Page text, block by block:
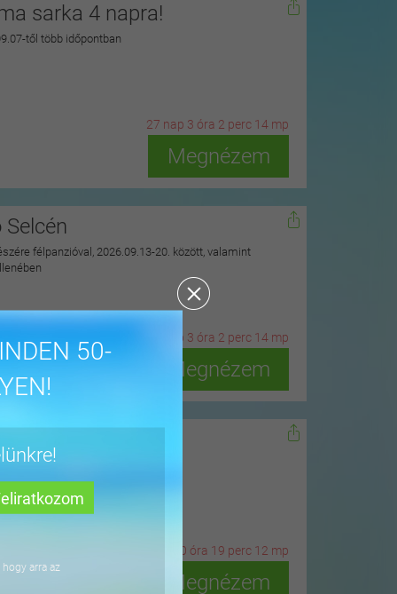
50-
arra az
sarka 4 napra!
től több időpontban
27 nap 3 óra 2 perc 12 mp
Megnézem
félpanzióval, 2026.09.13-20. között, valamint
ap 3 óra 2 perc 12 mp
Megnézem
15-ig
20 óra 19 perc 10 mp
Megnézem